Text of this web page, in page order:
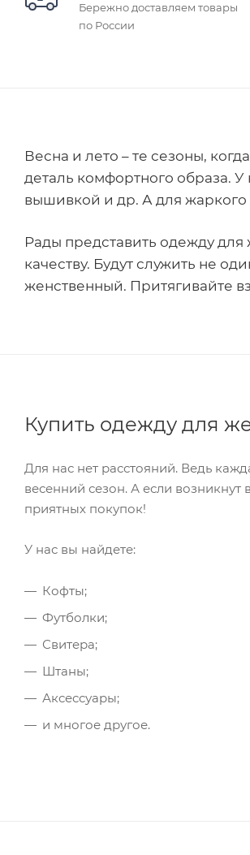
Бережно доставляем товары
по России
Весна и лето – те сезоны,
деталь комфортного образа.
вышивкой и др. А для
Рады представить одежду
качеству. Будут служить не
женственный. Притягивайте
Купить одежду для
Для нас нет расстояний. Ведь
весенний сезон. А если
приятных покупок!
У нас вы найдете:
Кофты;
Футболки;
Свитера;
Штаны;
Аксессуары;
и многое другое.